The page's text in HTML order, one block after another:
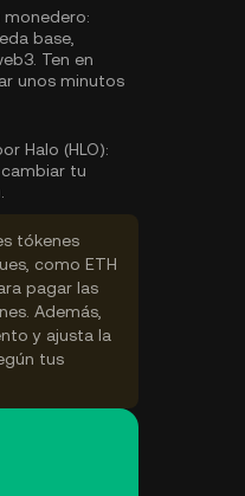
monedero:
base,
Ten en
unos minutos
Halo (HLO):
tu
tókenes
como ETH
pagar las
Además,
y ajusta la
tus